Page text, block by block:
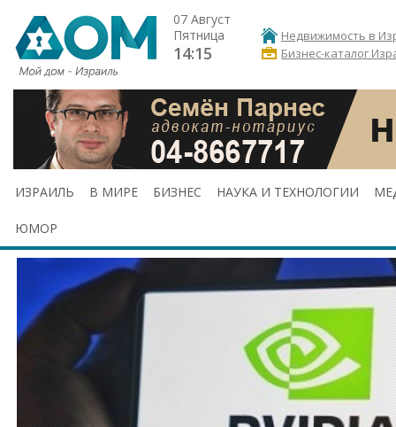
07 Август
Пятница
14:15
Недвижимость в
Бизнес-каталог
ИЗРАИЛЬ В МИРЕ БИЗНЕС НАУКА И ТЕХНОЛОГИИ
ЮМОР